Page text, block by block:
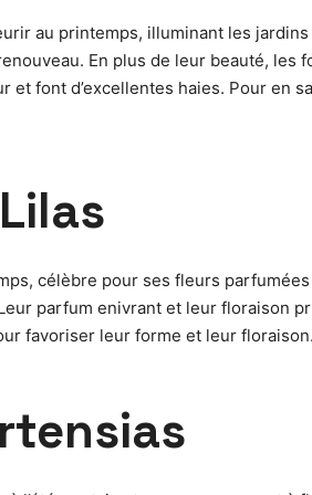
au printemps, illuminant les
En plus de leur beauté,
et font d’excellentes haies. Pour
célèbre pour ses fleurs
parfum enivrant et leur floraison
favoriser leur forme et leur